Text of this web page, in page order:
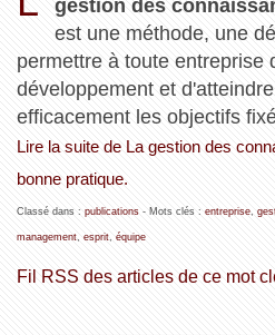
gestion des
est une méthode, une
permettre à toute entreprise
développement et
efficacement les objectifs
Lire la suite de La gestion des
bonne pratique.
Classé dans : publications- Mots clés : entreprise,
management, esprit, équipe
Fil RSS des articles de ce mot